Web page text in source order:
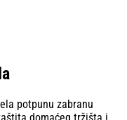
potpunu zabranu